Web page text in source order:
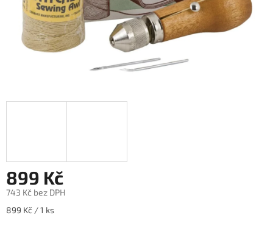
899 Kč
743 Kč bez DPH
Měrná
899 Kč / 1 ks